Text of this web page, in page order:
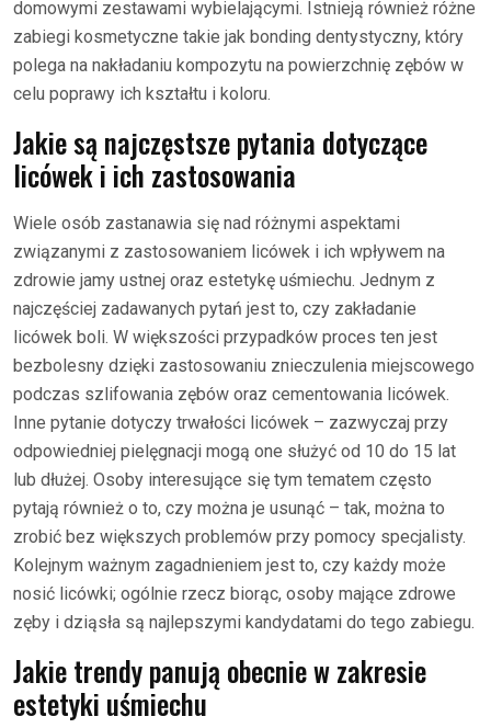
domowymi zestawami wybielającymi. Istnieją również różne
zabiegi kosmetyczne takie jak bonding dentystyczny, który
polega na nakładaniu kompozytu na powierzchnię zębów w
celu poprawy ich kształtu i koloru.
Jakie są najczęstsze pytania dotyczące
licówek i ich zastosowania
Wiele osób zastanawia się nad różnymi aspektami
związanymi z zastosowaniem licówek i ich wpływem na
zdrowie jamy ustnej oraz estetykę uśmiechu. Jednym z
najczęściej zadawanych pytań jest to, czy zakładanie
licówek boli. W większości przypadków proces ten jest
bezbolesny dzięki zastosowaniu znieczulenia miejscowego
podczas szlifowania zębów oraz cementowania licówek.
Inne pytanie dotyczy trwałości licówek – zazwyczaj przy
odpowiedniej pielęgnacji mogą one służyć od 10 do 15 lat
lub dłużej. Osoby interesujące się tym tematem często
pytają również o to, czy można je usunąć – tak, można to
zrobić bez większych problemów przy pomocy specjalisty.
Kolejnym ważnym zagadnieniem jest to, czy każdy może
nosić licówki; ogólnie rzecz biorąc, osoby mające zdrowe
zęby i dziąsła są najlepszymi kandydatami do tego zabiegu.
Jakie trendy panują obecnie w zakresie
estetyki uśmiechu